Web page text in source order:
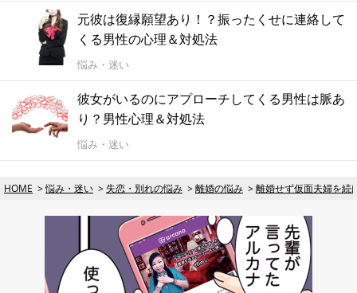
元彼は復縁願望あり！？振ったくせに連絡して
くる男性の心理＆対処法
悩み・迷い
彼女がいるのにアプローチしてくる男性は脈あ
り？男性心理＆対処法
悩み・迷い
HOME 悩み・迷い 失恋・別れの悩み 離婚の悩み 離婚せず仮面夫婦を続